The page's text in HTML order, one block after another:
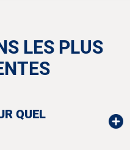
LES PLUS
QUEL